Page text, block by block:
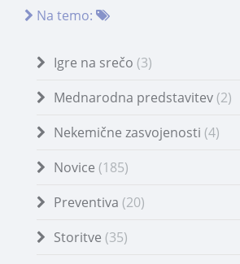
Na temo:
Igre na srečo (3)
Mednarodna predstavitev (2)
Nekemične zasvojenosti (4)
Novice (185)
Preventiva (20)
Storitve (35)